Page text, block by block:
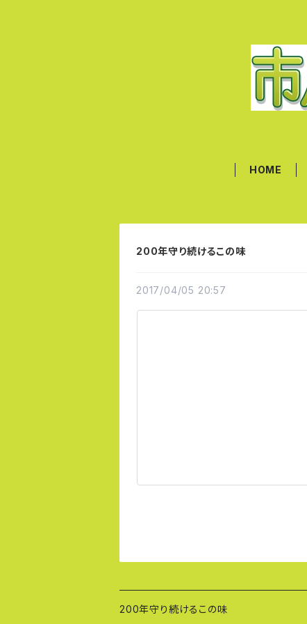
HOME
200年守り続けるこの味
2017/04/05 20:57
200年守り続けるこの味